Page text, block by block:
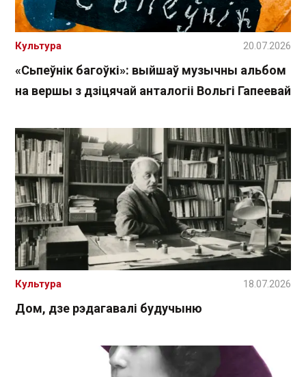
«Сьпеўнік багоўкі»: выйшаў музычны альбом
на вершы з дзіцячай анталогіі Вольгі Гапеевай
Культура 20.07.2026
Дом, дзе рэдагавалі будучыню
Культура 18.07.2026